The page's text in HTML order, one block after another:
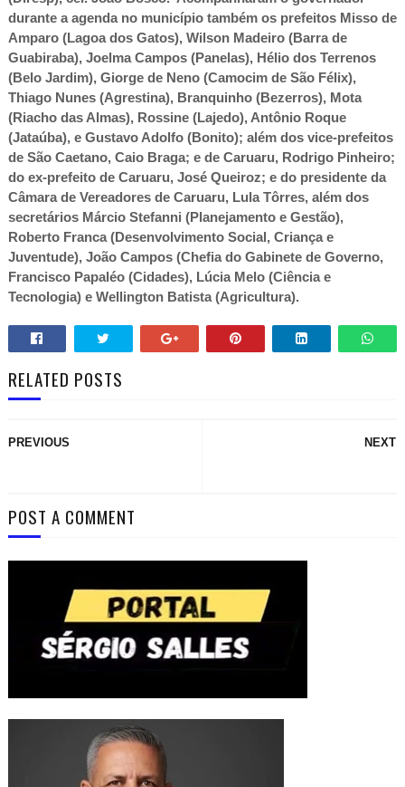
durante a agenda no município também os prefeitos Misso de
Amparo (Lagoa dos Gatos), Wilson Madeiro (Barra de
Guabiraba), Joelma Campos (Panelas), Hélio dos Terrenos
(Belo Jardim), Giorge de Neno (Camocim de São Félix),
Thiago Nunes (Agrestina), Branquinho (Bezerros), Mota
(Riacho das Almas), Rossine (Lajedo), Antônio Roque
(Jataúba), e Gustavo Adolfo (Bonito); além dos vice-prefeitos
de São Caetano, Caio Braga; e de Caruaru, Rodrigo Pinheiro;
do ex-prefeito de Caruaru, José Queiroz; e do presidente da
Câmara de Vereadores de Caruaru, Lula Tôrres, além dos
secretários Márcio Stefanni (Planejamento e Gestão),
Roberto Franca (Desenvolvimento Social, Criança e
Juventude), João Campos (Chefia do Gabinete de Governo,
Francisco Papaléo (Cidades), Lúcia Melo (Ciência e
Tecnologia) e Wellington Batista (Agricultura).
RELATED POSTS
NEXT
PREVIOUS
POST A COMMENT